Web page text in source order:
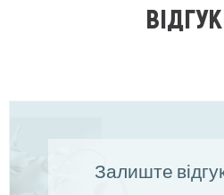
Залиште